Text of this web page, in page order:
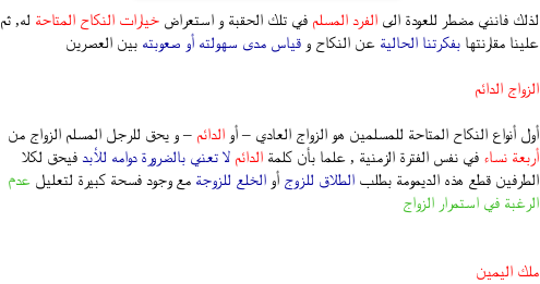
لذلك فانني مضطر للعودة الى الفرد المسلم في تلك الحقبة و استعراض خيارات النكاح المتاحة له, ثم
علينا مقارنتها بفكرتنا الحالية عن النكاح و قياس مدى سهولته أو صعوبته بين العصرين
الزواج الدائم
أول أنواع النكاح المتاحة للمسلمين هو الزواج العادي – أو الدائم – و يحق للرجل المسلم الزواج من
أربعة نساء في نفس الفترة الزمنية , علما بأن كلمة الدائم لا تعني بالضرورة دوامه للأبد فيحق لكلا
الطرفين قطع هذه الديمومة بطلب الطلاق للزوج أو الخلع للزوجة مع وجود فسحة كبيرة لتعليل عدم
الرغبة في استمرار الزواج
ملك اليمين